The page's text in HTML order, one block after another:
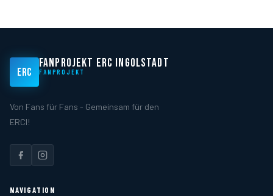
ERC
FANPROJEKT ERC INGOLSTADT
FANPROJEKT
Von Fans für Fans - Gemeinsam für den
ERCI!
NAVIGATION